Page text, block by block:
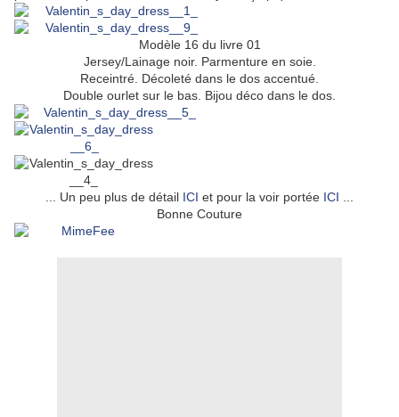
Modèle 16 du livre 01
Jersey/Lainage noir. Parmenture en soie.
Receintré. Décoleté dans le dos accentué.
Double ourlet sur le bas. Bijou déco dans le dos.
... Un peu plus de détail ICI et pour la voir portée ICI
Bonne Couture